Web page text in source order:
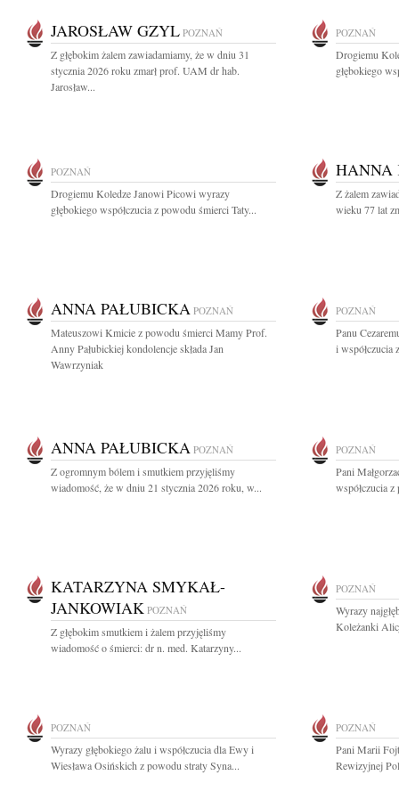
JAROSŁAW GZYL POZNAŃ
Z głębokim żalem zawiadamiamy, że w dniu 31
stycznia 2026 roku zmarł prof. UAM dr hab.
Jarosław...
POZNAŃ
Drogiemu
głębokiego
POZNAŃ
Drogiemu Koledze Janowi Picowi wyrazy
głębokiego współczucia z powodu śmierci Taty...
HANNA
Z żalem
wieku 77 lat
ANNA PAŁUBICKA POZNAŃ
Mateuszowi Kmicie z powodu śmierci Mamy Prof.
Anny Pałubickiej kondolencje składa Jan
Wawrzyniak
POZNAŃ
Panu
i współczucia
ANNA PAŁUBICKA POZNAŃ
Z ogromnym bólem i smutkiem przyjęliśmy
wiadomość, że w dniu 21 stycznia 2026 roku, w...
POZNAŃ
Pani
współczucia
KATARZYNA SMYKAŁ-
JANKOWIAK POZNAŃ
Z głębokim smutkiem i żalem przyjęliśmy
wiadomość o śmierci: dr n. med. Katarzyny...
POZNAŃ
Wyrazy
Koleżanki
POZNAŃ
Wyrazy głębokiego żalu i współczucia dla Ewy i
Wiesława Osińskich z powodu straty Syna...
POZNAŃ
Pani Marii
Rewizyjnej